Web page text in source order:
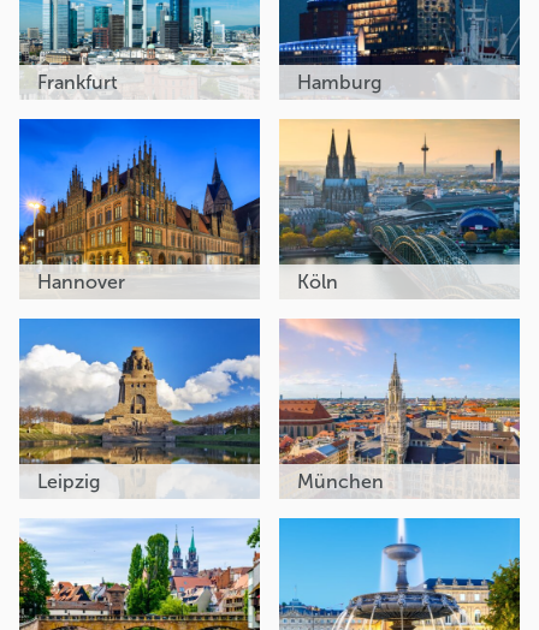
Frankfurt Hamburg
Hannover Köln
Leipzig München